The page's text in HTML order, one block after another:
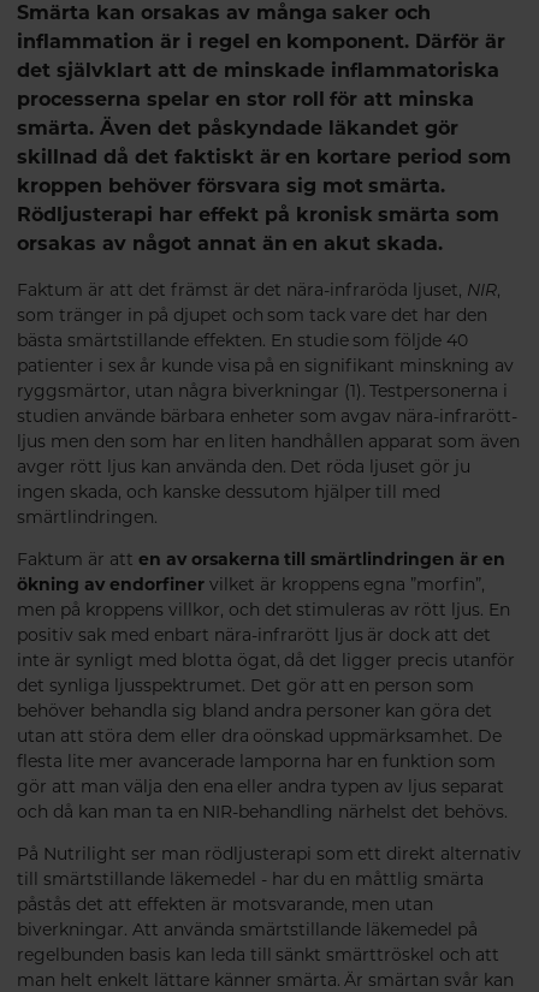
Smärta kan orsakas av många saker och
inflammation är i regel en komponent. Därför är
det självklart att de minskade inflammatoriska
processerna spelar en stor roll för att minska
smärta. Även det påskyndade läkandet gör
skillnad då det faktiskt är en kortare period som
kroppen behöver försvara sig mot smärta.
Rödljusterapi har effekt på kronisk smärta som
orsakas av något annat än en akut skada.
Faktum är att det främst är det nära-infraröda ljuset, NIR,
som tränger in på djupet och som tack vare det har den
bästa smärtstillande effekten. En studie som följde 40
patienter i sex år kunde visa på en signifikant minskning av
ryggsmärtor, utan några biverkningar (1). Testpersonerna i
studien använde bärbara enheter som avgav nära-infrarött-
ljus men den som har en liten handhållen apparat som även
avger rött ljus kan använda den. Det röda ljuset gör ju
ingen skada, och kanske dessutom hjälper till med
smärtlindringen.
Faktum är att en av orsakerna till smärtlindringen är en
ökning av endorfiner vilket är kroppens egna ”morfin”,
men på kroppens villkor, och det stimuleras av rött ljus. En
positiv sak med enbart nära-infrarött ljus är dock att det
inte är synligt med blotta ögat, då det ligger precis utanför
det synliga ljusspektrumet. Det gör att en person som
behöver behandla sig bland andra personer kan göra det
utan att störa dem eller dra oönskad uppmärksamhet. De
flesta lite mer avancerade lamporna har en funktion som
gör att man välja den ena eller andra typen av ljus separat
och då kan man ta en NIR-behandling närhelst det behövs.
På Nutrilight ser man rödljusterapi som ett direkt alternativ
till smärtstillande läkemedel - har du en måttlig smärta
påstås det att effekten är motsvarande, men utan
biverkningar. Att använda smärtstillande läkemedel på
regelbunden basis kan leda till sänkt smärttröskel och att
man helt enkelt lättare känner smärta. Är smärtan svår kan